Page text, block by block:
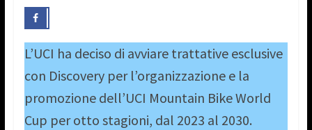
L’UCI ha deciso di avviare trattative esclusive
con Discovery per l’organizzazione e la
promozione dell’UCI Mountain Bike World
Cup per otto stagioni, dal 2023 al 2030.